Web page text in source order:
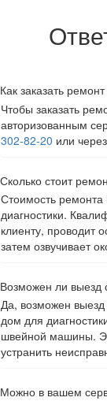
Как заказать
Чтобы заказать
авторизованным
302-82-20 или
Сколько стоит
Стоимость
диагностики.
клиенту, проводит
затем озвучивает
Возможен ли выезд
Да, возможен
дом для
швейной машины.
устранить
Можно в вашем